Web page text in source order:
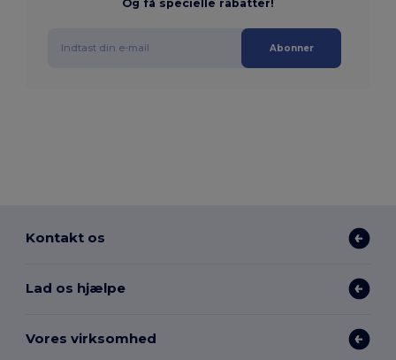
Og få specielle rabatter!
Abonner
Kontakt os
Lad os hjælpe
Vores virksomhed